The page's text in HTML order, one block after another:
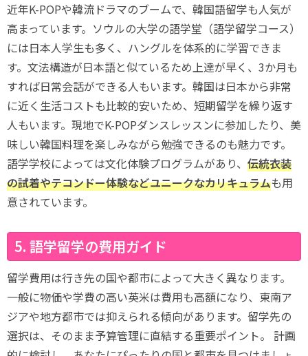
近年K-POPや韓流ドラマのブームで、韓国語留学も人気が
高まっています。ソウルの大学の語学堂（語学留学コース）
には日本人学生も多く、ハングルを体系的に学習できま
す。文法構造が日本語と似ているため上達が早く、3か月も
すれば日常会話ができる人もいます。韓国は日本から非常
に近く生活コストも比較的安いため、短期留学を繰り返す
人もいます。現地でK-POPダンスレッスンに参加したり、美
味しい韓国料理を楽しみながら勉強できるのも魅力です。
語学学校によっては文化体験プログラムがあり、 伝統衣装
の試着やテコンドー体験などユニークなカリキュラムも用
意されています。
5. 語学留学の費用ガイド
留学費用は行き先の国や都市によって大きく異なります。
一般に物価や学費の高い英米は費用も高額になり、東南ア
ジアや地方都市では抑えられる傾向があります。留学先の
選択は、そのまま予算管理に直結する重要ポイント。 計画